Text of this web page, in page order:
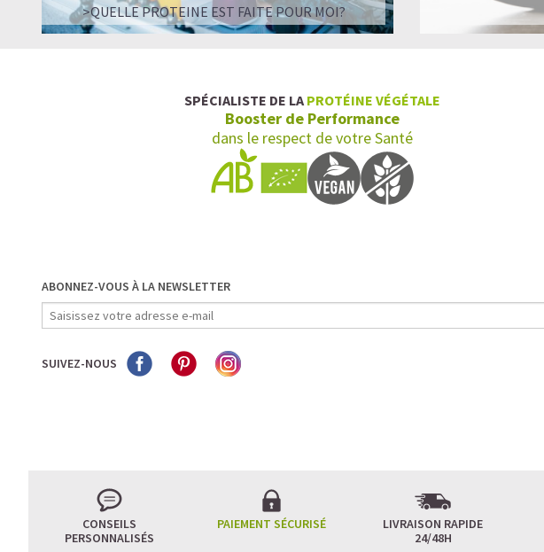
>QUELLE PROTEINE EST FAITE POUR MOI?
SPÉCIALISTE DE LA PROTÉINE VÉGÉTALE
Booster de Performance
dans le respect de votre Santé
ABONNEZ-VOUS À LA NEWSLETTER
SUIVEZ-NOUS
CONSEILS
PERSONNALISÉS
PAIEMENT SÉCURISÉ
LIVRAISON RAPIDE
24/48H